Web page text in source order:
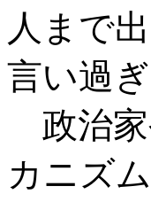
人まで
言い過
政治家
カニズ